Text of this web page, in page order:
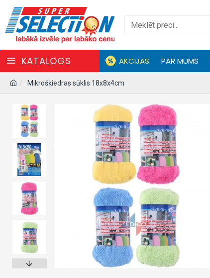
KATALOGS AKCIJAS PAR MUMS
Mikrošķiedras sūklis 18x8x4cm